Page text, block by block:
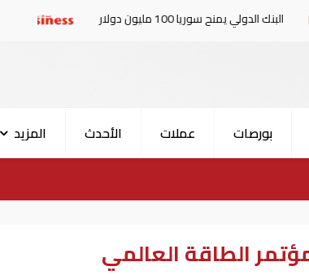
100 مليون دولار الإمارات
بورصات عملات الأحدث
المزيد
الطاقة العالمي